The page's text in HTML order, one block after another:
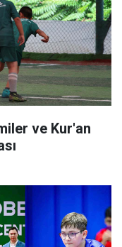
ve Kur'an